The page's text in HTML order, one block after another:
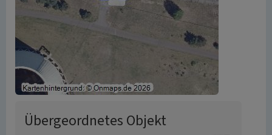
Übergeordnetes Objekt